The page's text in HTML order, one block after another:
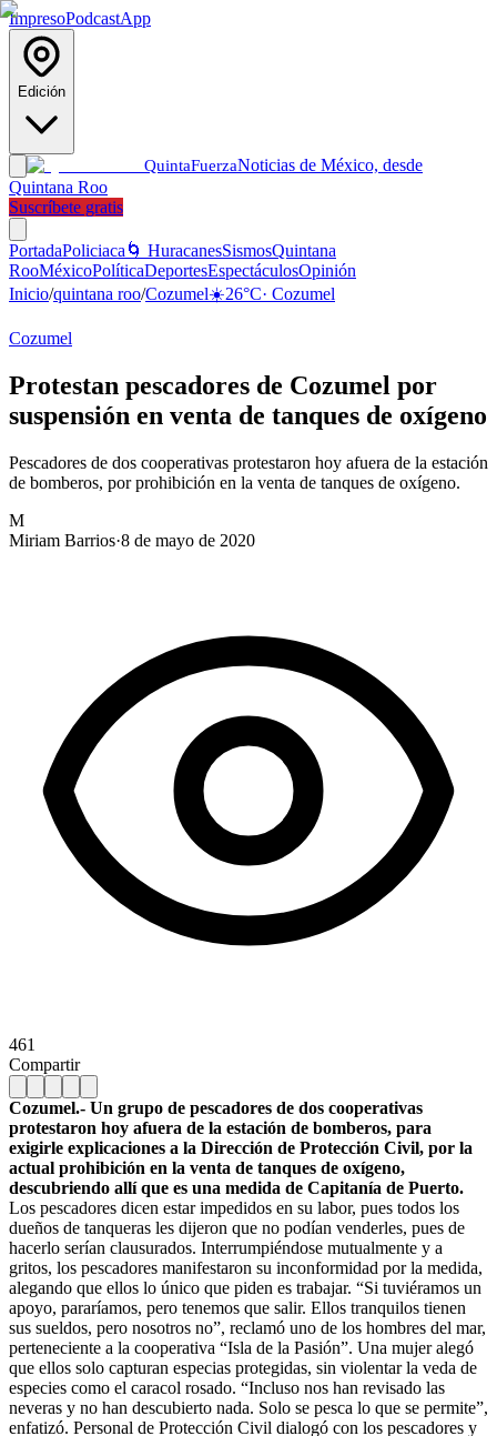
ImpresoPodcastApp
Edición
QuintaFuerzaNoticias de México, desde
Quintana Roo
Suscríbete gratis
PortadaPoliciaca 🌀 HuracanesSismosQuintana
RooMéxicoPolíticaDeportesEspectáculosOpinión
Inicio/quintana roo/Cozumel☀️26°C· Cozumel
Cozumel
Protestan pescadores de Cozumel por
suspensión en venta de tanques de oxígeno
Pescadores de dos cooperativas protestaron hoy afuera de la estación
de bomberos, por prohibición en la venta de tanques de oxígeno.
M
Miriam Barrios·8 de mayo de 2020
461
Compartir
Cozumel.- Un grupo de pescadores de dos cooperativas
protestaron hoy afuera de la estación de bomberos, para
exigirle explicaciones a la Dirección de Protección Civil, por la
actual prohibición en la venta de tanques de oxígeno,
descubriendo allí que es una medida de Capitanía de Puerto.
Los pescadores dicen estar impedidos en su labor, pues todos los
dueños de tanqueras les dijeron que no podían venderles, pues de
hacerlo serían clausurados. Interrumpiéndose mutualmente y a
gritos, los pescadores manifestaron su inconformidad por la medida,
alegando que ellos lo único que piden es trabajar. “Si tuviéramos un
apoyo, pararíamos, pero tenemos que salir. Ellos tranquilos tienen
sus sueldos, pero nosotros no”, reclamó uno de los hombres del mar,
perteneciente a la cooperativa “Isla de la Pasión”. Una mujer alegó
que ellos solo capturan especias protegidas, sin violentar la veda de
especies como el caracol rosado. “Incluso nos han revisado las
neveras y no han descubierto nada. Solo se pesca lo que se permite”,
enfatizó. Personal de Protección Civil dialogó con los pescadores y